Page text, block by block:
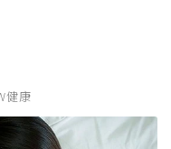
健康